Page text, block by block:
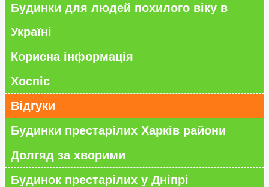
Будинки для людей похилого віку в
Україні
Корисна інформація
Хоспіс
Відгуки
Будинки престарілих Харків райони
Долгяд за хворими
Будинок престарілих у Дніпрі